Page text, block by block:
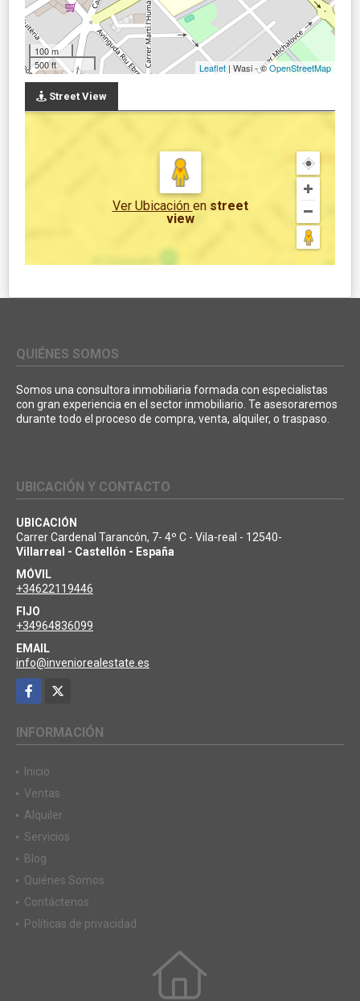
100 m
500 ft
Leaflet | Wasi - ©OpenStreetMap
Street View
Ver Ubicación en street
view
QUIÉNES SOMOS
Somos una consultora inmobiliaria formada con especialistas
con gran experiencia en el sector inmobiliario. Te asesoraremos
durante todo el proceso de compra, venta, alquiler, o traspaso.
UBICACIÓN Y CONTACTO
UBICACIÓN
Carrer Cardenal Tarancón, 7- 4º C - Vila-real - 12540-
Villarreal - Castellón - España
MÓVIL
+34622119446
FIJO
+34964836099
EMAIL
info@inveniorealestate.es
Facebook
INFORMACIÓN
Inicio
Ventas
Alquiler
Servicios
Blog
Quiénes Somos
Contáctenos
Políticas de privacidad